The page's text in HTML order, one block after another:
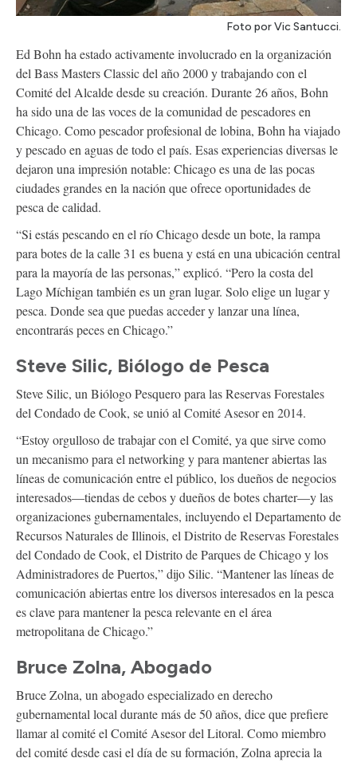
Foto por Vic Santucci.
Ed Bohn ha estado activamente involucrado en la organización
del Bass Masters Classic del año 2000 y trabajando con el
Comité del Alcalde desde su creación. Durante 26 años, Bohn
ha sido una de las voces de la comunidad de pescadores en
Chicago. Como pescador profesional de lobina, Bohn ha viajado
y pescado en aguas de todo el país. Esas experiencias diversas le
dejaron una impresión notable: Chicago es una de las pocas
ciudades grandes en la nación que ofrece oportunidades de
pesca de calidad.
“Si estás pescando en el río Chicago desde un bote, la rampa
para botes de la calle 31 es buena y está en una ubicación central
para la mayoría de las personas,” explicó. “Pero la costa del
Lago Míchigan también es un gran lugar. Solo elige un lugar y
pesca. Donde sea que puedas acceder y lanzar una línea,
encontrarás peces en Chicago.”
Steve Silic, Biólogo de Pesca
Steve Silic, un Biólogo Pesquero para las Reservas Forestales
del Condado de Cook, se unió al Comité Asesor en 2014.
“Estoy orgulloso de trabajar con el Comité, ya que sirve como
un mecanismo para el networking y para mantener abiertas las
líneas de comunicación entre el público, los dueños de negocios
interesados—tiendas de cebos y dueños de botes charter—y las
organizaciones gubernamentales, incluyendo el Departamento de
Recursos Naturales de Illinois, el Distrito de Reservas Forestales
del Condado de Cook, el Distrito de Parques de Chicago y los
Administradores de Puertos,” dijo Silic. “Mantener las líneas de
comunicación abiertas entre los diversos interesados en la pesca
es clave para mantener la pesca relevante en el área
metropolitana de Chicago.”
Bruce Zolna, Abogado
Bruce Zolna, un abogado especializado en derecho
gubernamental local durante más de 50 años, dice que prefiere
llamar al comité el Comité Asesor del Litoral. Como miembro
del comité desde casi el día de su formación, Zolna aprecia la